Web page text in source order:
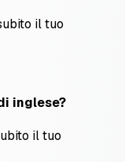
il tuo
inglese?
il tuo